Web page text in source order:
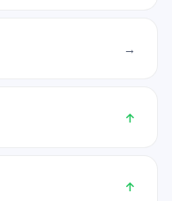
→
↑
↑